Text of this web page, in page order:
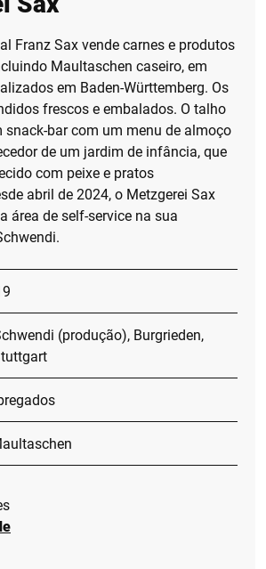
Franz Sax vende carnes e produtos
Maultaschen caseiro, em
em Baden-Württemberg. Os
frescos e embalados. O talho
snack-bar com um menu de almoço
de um jardim de infância, que
com peixe e pratos
abril de 2024, o Metzgerei Sax
área de self-service na sua
(produção), Burgrieden,